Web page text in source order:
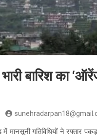
बारिश का
में मानसूनी गतिविधियों ने रफ्तार